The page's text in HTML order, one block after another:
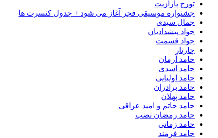
تورج پارازیت
جشنواره موسیقی فجر آغاز می شود + جدول کنسرت ها
جمال سیدی
جواد پیشدادیان
جواد قسمت
چارتار
حامد آرمان
حامد اسدی
حامد اولیایی
حامد برادران
حامد پهلان
حامد حاتم و امید عراقی
حامد رمضان نصب
حامد زمانی
حامد فرمند